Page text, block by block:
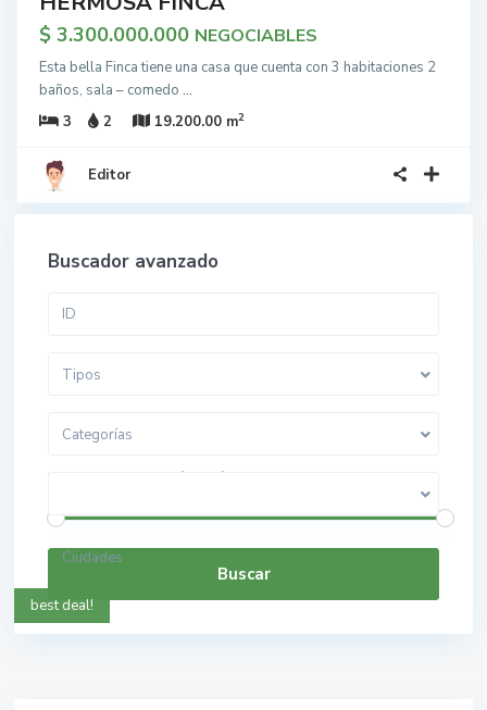
$ 3.300.000.000 NEGOCIABLES
Esta bella Finca tiene una casa que cuenta con 3 habitaciones 2
baños, sala – comedo ...
3
2 19.200.00 m2
Editor
Buscador avanzado
Tipos
Categorías
Rango de precios: $ 0 a $ 5.000.000.000
Ciudades
Buscar
best deal!